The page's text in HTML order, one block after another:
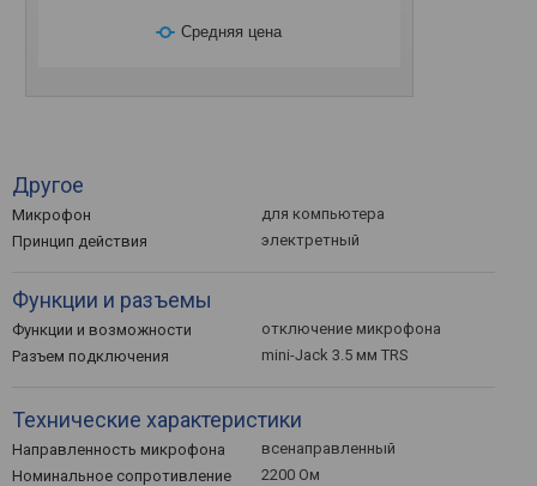
Средняя цена
Другое
Микрофон
для компьютера
Принцип действия
электретный
Функции и разъемы
Функции и возможности
отключение микрофона
Разъем подключения
mini-Jack 3.5 мм TRS
Технические характеристики
Направленность микрофона
всенаправленный
Номинальное сопротивление
2200 Ом